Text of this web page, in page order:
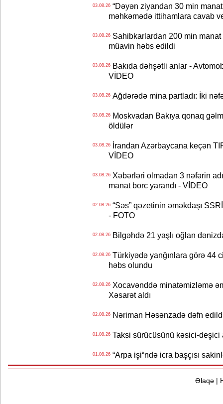
03.08.26“Dəyən ziyandan 30 min
məhkəmədə ittihamlara cavab
03.08.26Sahibkarlardan 200 min manat
müavin həbs edildi
03.08.26Bakıda dəhşətli anlar -
VİDEO
03.08.26Ağdərədə mina partladı: İki
03.08.26Moskvadan Bakıya qonaq
öldülər
03.08.26İrandan Azərbaycana keçən
VİDEO
03.08.26Xəbərləri olmadan 3 nəfərin
manat borc yarandı - VİDEO
02.08.26“Səs” qəzetinin əməkdaşı
- FOTO
02.08.26Bilgəhdə 21 yaşlı oğlan
02.08.26Türkiyədə yanğınlara görə 44
həbs olundu
02.08.26Xocavənddə minatəmizləmə
Xəsarət aldı
02.08.26Nəriman Həsənzadə dəfn
01.08.26Taksi sürücüsünü kəsici-deşici
01.08.26“Arpa işi“ndə icra başçısı
Əlaqə|